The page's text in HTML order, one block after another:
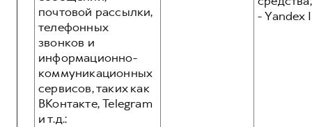
почтовой рассылки,
телефонных
звонков и
информационно-
коммуникационных
сервисов, таких как
ВКонтакте, Telegram
и т.д.:
- Yandex